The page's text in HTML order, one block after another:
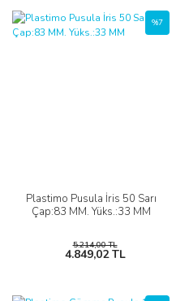
Plastimo Pusula İris 50 Sarı
Çap:83 MM. Yüks.:33 MM
%7
5.214,00 TL
4.849,02 TL